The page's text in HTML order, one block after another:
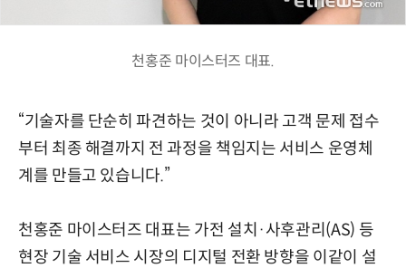
천홍준 마이스터즈 대표.
“기술자를 단순히 파견하는 것이 아니라 고객 문제 접수
부터 최종 해결까지 전 과정을 책임지는 서비스 운영체
계를 만들고 있습니다.”
천홍준 마이스터즈 대표는 가전 설치·사후관리(AS) 등
현장 기술 서비스 시장의 디지털 전환 방향을 이같이 설